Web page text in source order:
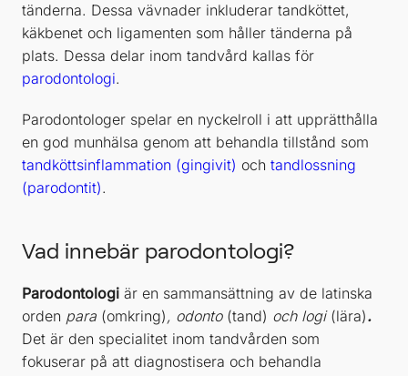
tänderna. Dessa vävnader inkluderar tandköttet,
käkbenet och ligamenten som håller tänderna på
plats. Dessa delar inom tandvård kallas för
parodontologi.
Parodontologer spelar en nyckelroll i att upprätthålla
en god munhälsa genom att behandla tillstånd som
tandköttsinflammation (gingivit) och tandlossning
(parodontit).
Vad innebär parodontologi?
Parodontologi är en sammansättning av de latinska
orden para (omkring), odonto (tand) och logi (lära).
Det är den specialitet inom tandvården som
fokuserar på att diagnostisera och behandla